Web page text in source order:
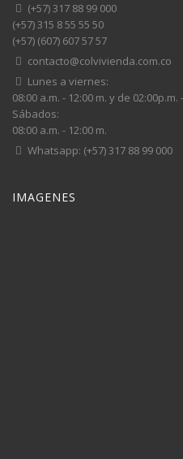
(+57) 317 88 99 000
(+57) 315 8 55 55 50
(+57) (607) 607 57 57
contacto@colvivienda.com.co
Lunes a viernes:
08:00 a.m. - 12:00 m. y de 02:00p.m.
Sábados:
08:00 a.m. - 12:00 m.
Whatsapp: (+57) 317 88 99 000
IMAGENES